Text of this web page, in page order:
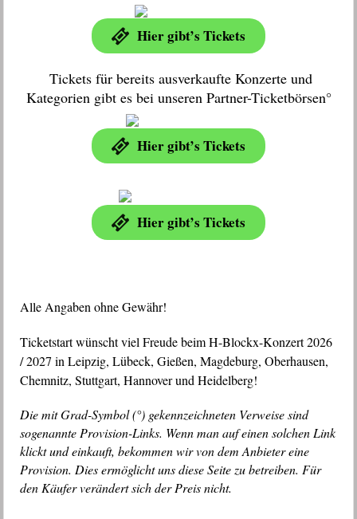
Hier gibt’s Tickets
Tickets für bereits ausverkaufte Konzerte und
Kategorien gibt es bei unseren Partner-Ticketbörsen°
Hier gibt’s Tickets
Hier gibt’s Tickets
Alle Angaben ohne Gewähr!
Ticketstart wünscht viel Freude beim H-Blockx-Konzert 2026
/ 2027 in Leipzig, Lübeck, Gießen, Magdeburg, Oberhausen,
Chemnitz, Stuttgart, Hannover und Heidelberg!
Die mit Grad-Symbol (°) gekennzeichneten Verweise sind
sogenannte Provision-Links. Wenn man auf einen solchen Link
klickt und einkauft, bekommen wir von dem Anbieter eine
Provision. Dies ermöglicht uns diese Seite zu betreiben. Für
den Käufer verändert sich der Preis nicht.